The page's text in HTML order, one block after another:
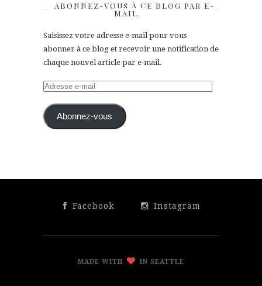
ABONNEZ-VOUS À CE BLOG PAR E-
MAIL.
Saisissez votre adresse e-mail pour vous
abonner à ce blog et recevoir une notification de
chaque nouvel article par e-mail.
Adresse
mail Abonnez-vous
Facebook Instagram
MADE WITH IN SEATTLE